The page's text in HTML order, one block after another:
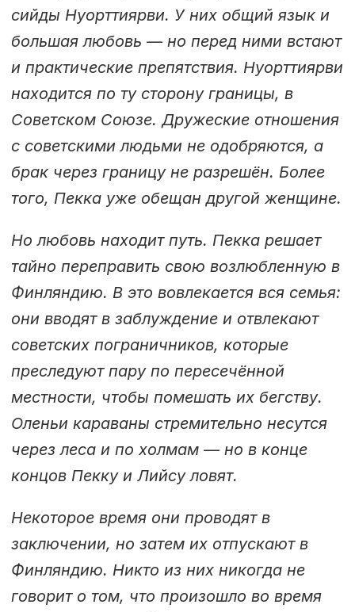
сийды Нуорттиярви. У них общий язык и
большая любовь — но перед ними встают
и практические препятствия. Нуорттиярви
находится по ту сторону границы, в
Советском Союзе. Дружеские отношения
с советскими людьми не одобряются, а
брак через границу не разрешён. Более
того, Пекка уже обещан другой женщине.
Но любовь находит путь. Пекка решает
тайно переправить свою возлюбленную в
Финляндию. В это вовлекается вся семья:
они вводят в заблуждение и отвлекают
советских пограничников, которые
преследуют пару по пересечённой
местности, чтобы помешать их бегству.
Оленьи караваны стремительно несутся
через леса и по холмам — но в конце
концов Пекку и Лийсу ловят.
Некоторое время они проводят в
заключении, но затем их отпускают в
Финляндию. Никто из них никогда не
говорит о том, что произошло во время